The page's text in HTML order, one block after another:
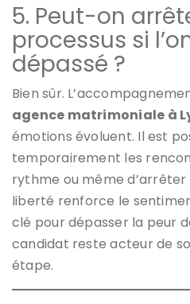
5. Peut-on
processus si
dépassé ?
Bien sûr.
agence matrimoniale à
émotions évoluent. Il est
temporairement les
rythme ou même
liberté renforce le
clé pour dépasser la peur
candidat reste acteur de
étape.